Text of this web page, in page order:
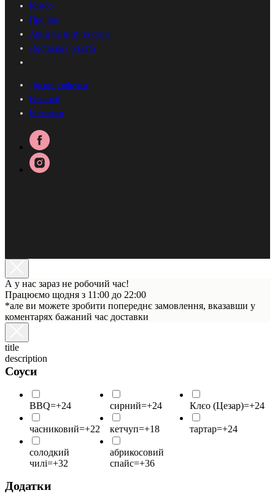
Комбо
Про нас
Акції на піцу та суші
Доставка і оплата
Договір оферти
Вакансії
Контакти
А у нас зараз не робочий час!
Працюємо щодня з 11:00 до 22:00
*але ви можете зробити попереднє замовлення, вказавши у
коментарях бажаний час доставки
title
description
Соуси
BBQ=+24 сирний=+24 Клєо (Цезар)=+24
часниковий=+22 кетчуп=+18 тартар=+24
солодкий
чилі=+32
абрикосовий
спайс=+36
Додатки